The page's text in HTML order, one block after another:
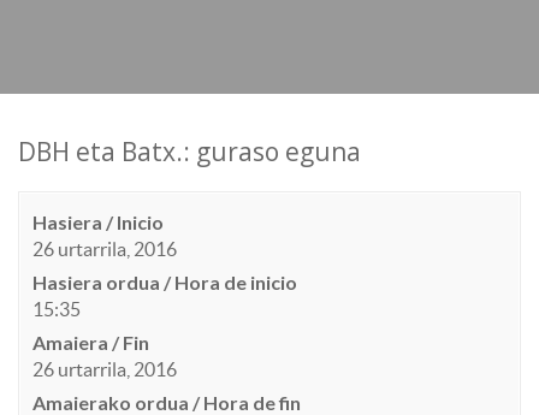
DBH eta Batx.: guraso eguna
Hasiera / Inicio
26 urtarrila, 2016
Hasiera ordua / Hora de inicio
15:35
Amaiera / Fin
26 urtarrila, 2016
Amaierako ordua / Hora de fin